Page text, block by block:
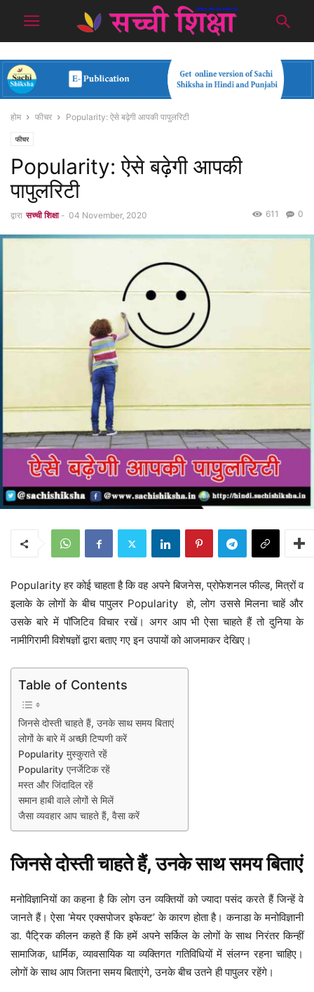
होम फीचर Popularity: ऐसे बढ़ेगी आपकी पापुलरिटी
फीचर
Popularity: ऐसे बढ़ेगी आपकी
पापुलरिटी
द्वारा सच्ची शिक्षा - 04 November, 2020 0
611
Popularity हर कोई चाहता है कि वह अपने बिजनेस, प्रोफेशनल फील्ड, मित्रों व
इलाके के लोगों के बीच पापुलर Popularity हो, लोग उससे मिलना चाहें और
उसके बारे में पॉजिटिव विचार रखें। अगर आप भी ऐसा चाहते हैं तो दुनिया के
नामीगिरामी विशेषज्ञों द्वारा बताए गए इन उपायों को आजमाकर देखिए।
Table of Contents
जिनसे दोस्ती चाहते हैं, उनके साथ समय बिताएं
लोगों के बारे में अच्छी टिप्पणी करें
Popularity मुस्कुराते रहें
Popularity एनर्जेटिक रहें
मस्त और जिंदादिल रहें
समान हाबी वाले लोगों से मिलें
जैसा व्यवहार आप चाहते हैं, वैसा करें
जिनसे दोस्ती चाहते हैं, उनके साथ समय बिताएं
मनोविज्ञानियों का कहना है कि लोग उन व्यक्तियों को ज्यादा पसंद करते हैं जिन्हें वे
जानते हैं। ऐसा ‘मेयर एक्सपोजर इफेक्ट’ के कारण होता है। कनाडा के मनोविज्ञानी
डा. पैट्रिक कीलन कहते हैं कि हमें अपने सर्किल के लोगों के साथ निरंतर किन्हीं
सामाजिक, धार्मिक, व्यावसायिक या व्यक्तिगत गतिविधियों में संलग्न रहना चाहिए।
लोगों के साथ आप जितना समय बिताएंगे, उनके बीच उतने ही पापुलर रहेंगे।